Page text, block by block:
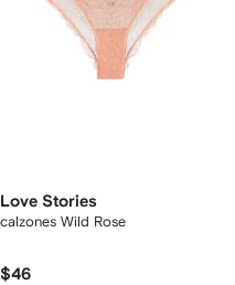
Love Stories
calzones Wild Rose
$46